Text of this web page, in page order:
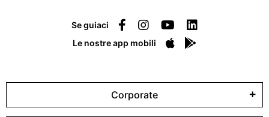
Se guiaci
Le nostre app mobili
Corporate